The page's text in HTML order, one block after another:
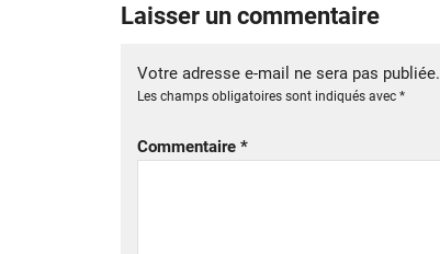
Laisser un commentaire
Votre adresse e-mail ne sera pas publiée.
Les champs obligatoires sont indiqués avec *
Commentaire *